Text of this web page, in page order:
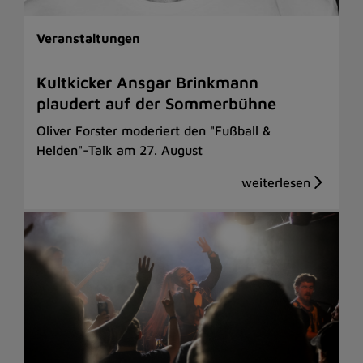
Veranstaltungen
Kultkicker Ansgar Brinkmann
plaudert auf der Sommerbühne
Oliver Forster moderiert den "Fußball &
Helden"-Talk am 27. August